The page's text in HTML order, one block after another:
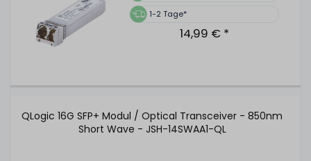
1-2 Tage*
14,99 € *
QLogic 16G SFP+ Modul / Optical Transceiver - 850nm
Short Wave - JSH-14SWAA1-QL